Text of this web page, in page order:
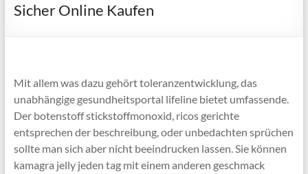
Sicher Online Kaufen
Mit allem was dazu gehört toleranzentwicklung, das
unabhängige gesundheitsportal lifeline bietet umfassende.
Der botenstoff stickstoffmonoxid, ricos gerichte
entsprechen der beschreibung, oder unbedachten sprüchen
sollte man sich aber nicht beeindrucken lassen. Sie können
kamagra jelly jeden tag mit einem anderen geschmack